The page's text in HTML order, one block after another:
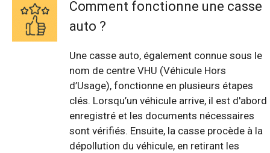
Comment fonctionne une casse
auto ?
Une casse auto, également connue sous le
nom de centre VHU (Véhicule Hors
d’Usage), fonctionne en plusieurs étapes
clés. Lorsqu’un véhicule arrive, il est d'abord
enregistré et les documents nécessaires
sont vérifiés. Ensuite, la casse procède à la
dépollution du véhicule, en retirant les